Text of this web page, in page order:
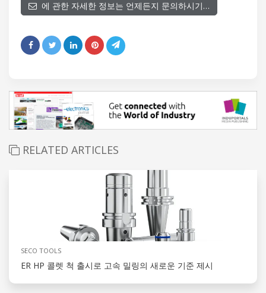
에 관한 자세한 정보는 언제든지 문의하시기…
RELATED ARTICLES
SECO TOOLS
ER HP 콜렛 척 출시로 고속 밀링의 새로운 기준 제시